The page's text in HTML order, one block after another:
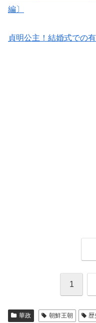
編〕
貞明公主！結婚式での
1
華政 朝鮮王朝 歴